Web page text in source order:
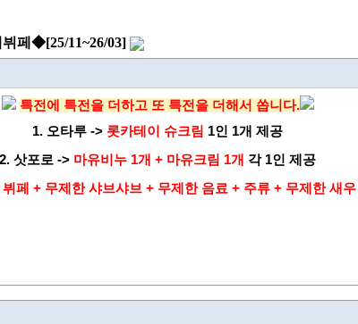
페◆[25/11~26/03]
특전에 특전을 더하고 또 특전을 더해서 쏩니다.
1. 오타루 -> 롯카테이 슈크림 1인 1개 제공
2. 삿포로 -> 마유비누 1개 + 마유크림 1개 각 1인 제공
뷔페 + 무제한 샤브샤브 + 무제한 음료 + 주류 + 무제한 새우